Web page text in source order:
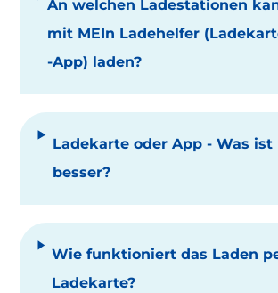
An welchen Ladestationen
mit MEIn Ladehelfer
-App) laden?
Ladekarte oder App - Was ist
besser?
Wie funktioniert das Laden
Ladekarte?